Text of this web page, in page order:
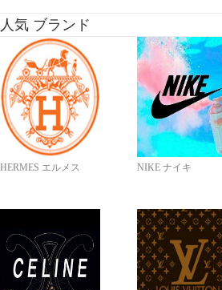
人気 ブランド
HERMES エルメス NIKE ナイキ